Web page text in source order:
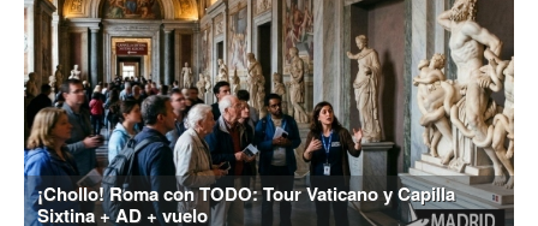
¡Chollo! Roma con TODO: Tour Vaticano y Capilla
Sixtina + AD + vuelo